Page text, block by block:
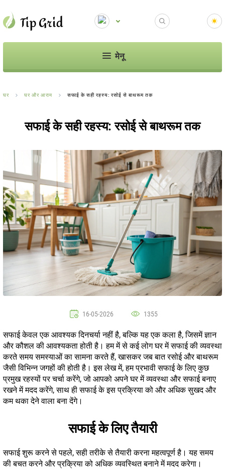
मेनू
घर घर और आराम सफाई के सही रहस्य: रसोई से बाथरूम तक
सफाई के सही रहस्य: रसोई से बाथरूम तक
16-05-2026 1355
सफाई केवल एक आवश्यक दिनचर्या नहीं है, बल्कि यह एक कला है, जिसमें ज्ञान
और कौशल की आवश्यकता होती है। हम में से कई लोग घर में सफाई की व्यवस्था
करते समय समस्याओं का सामना करते हैं, खासकर जब बात रसोई और बाथरूम
जैसी विभिन्न जगहों की होती है। इस लेख में, हम प्रभावी सफाई के लिए कुछ
प्रमुख रहस्यों पर चर्चा करेंगे, जो आपको अपने घर में व्यवस्था और सफाई बनाए
रखने में मदद करेंगे, साथ ही सफाई के इस प्रक्रिया को और अधिक सुखद और
कम थका देने वाला बना देंगे।
सफाई के लिए तैयारी
सफाई शुरू करने से पहले, सही तरीके से तैयारी करना महत्वपूर्ण है। यह समय
की बचत करने और प्रक्रिया को अधिक व्यवस्थित बनाने में मदद करेगा।